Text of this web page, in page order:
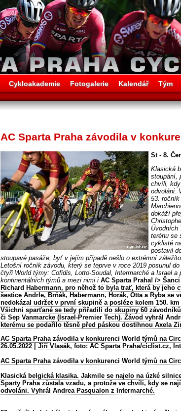
Cykloakademie Fotogalerie Kalendář Tým
AC Sparta Praha závodila v
St - 8.
Klasická
stoupání,
chvíli,
odvoláni.
53. ročník
dokáží
Úvodních
terénu se
cyklisté
postavil
stoupavé pasáže, byť v jejím případě nešlo o extrémní
Letošní ročník závodu, který se teprve v roce 2019 posunul
čtyři World týmy: Cofidis, Lotto-Soudal, Intermarché a Israel
kontinentálních týmů a mezi nimi i AC Sparta Praha! />
Richard Habermann, pro něhož to byla trať, která by jeho
šestice Andrle, Brňák, Habermann, Horák, Otta a Ryba
nedokázal udržet v první skupině a posléze kolem 150.
Všichni sparťané se tedy přiřadili do skupiny 60
či Sep Vanmarcke (Israel-Premier Tech). Závod vyhrál
kterému se podařilo těsně před páskou dostihnou Axela
AC Sparta Prahazávodila v konkurenci World týmů na
26.05.2022 | Jiří Vlasák, foto: AC Sparta Praha/ciclist.cz,
AC Sparta Prahazávodila v konkurenci World týmů na
Klasická belgická klasika. Jakmile se najelo na úzké
Sparty Praha zůstala vzadu, a protože ve chvíli, kdy se
odvoláni. Vyhrál Andrea Pasqualon z Intermarché.